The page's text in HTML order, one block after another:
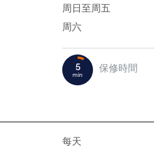
周日至周五
周六
5
min
保修時間
每天